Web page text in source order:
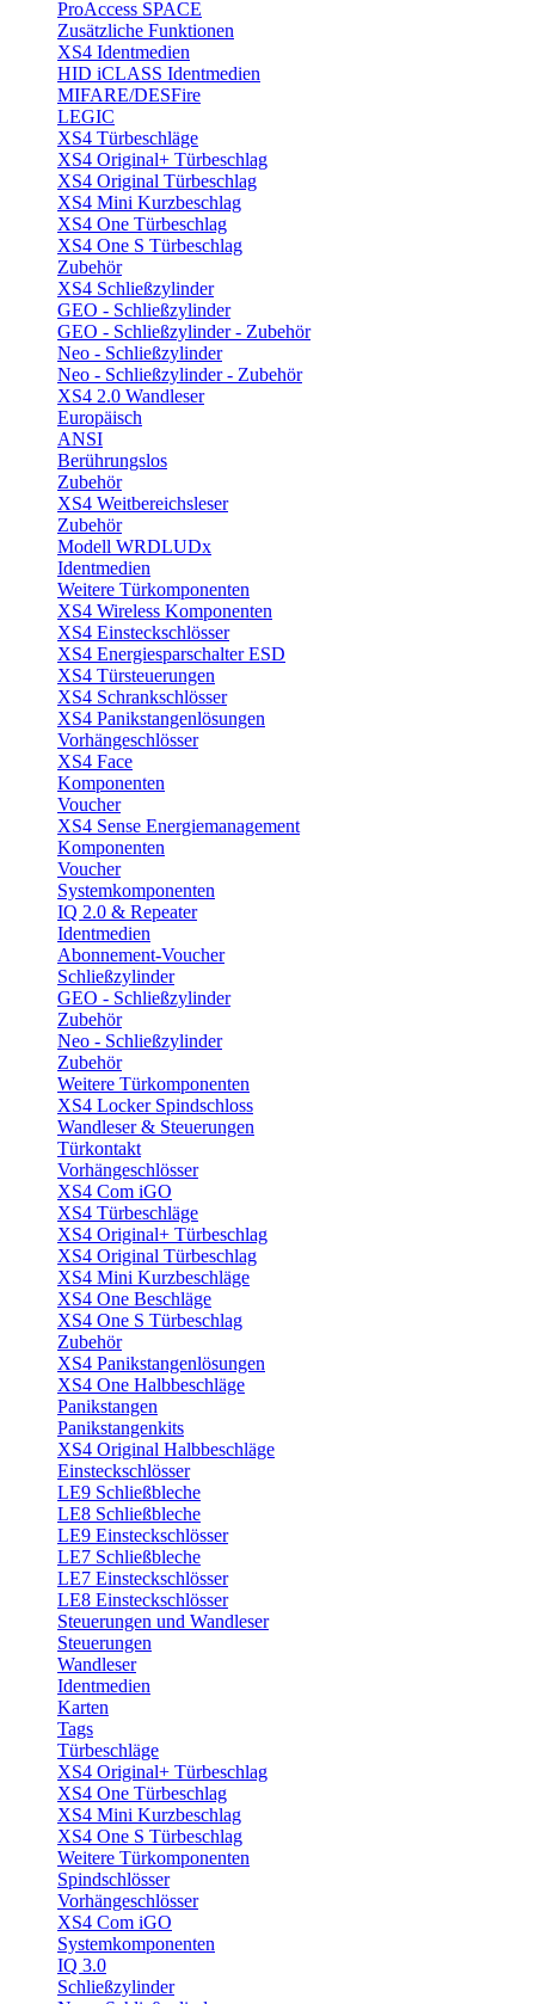
ProAccess SPACE
Zusätzliche Funktionen
XS4 Identmedien
HID iCLASS Identmedien
MIFARE/DESFire
LEGIC
XS4 Türbeschläge
XS4 Original+ Türbeschlag
XS4 Original Türbeschlag
XS4 Mini Kurzbeschlag
XS4 One Türbeschlag
XS4 One S Türbeschlag
Zubehör
XS4 Schließzylinder
GEO - Schließzylinder
GEO - Schließzylinder - Zubehör
Neo - Schließzylinder
Neo - Schließzylinder - Zubehör
XS4 2.0 Wandleser
Europäisch
ANSI
Berührungslos
Zubehör
XS4 Weitbereichsleser
Zubehör
Modell WRDLUDx
Identmedien
Weitere Türkomponenten
XS4 Wireless Komponenten
XS4 Einsteckschlösser
XS4 Energiesparschalter ESD
XS4 Türsteuerungen
XS4 Schrankschlösser
XS4 Panikstangenlösungen
Vorhängeschlösser
XS4 Face
Komponenten
Voucher
XS4 Sense Energiemanagement
Komponenten
Voucher
Systemkomponenten
IQ 2.0 & Repeater
Identmedien
Abonnement-Voucher
Schließzylinder
GEO - Schließzylinder
Zubehör
Neo - Schließzylinder
Zubehör
Weitere Türkomponenten
XS4 Locker Spindschloss
Wandleser & Steuerungen
Türkontakt
Vorhängeschlösser
XS4 Com iGO
XS4 Türbeschläge
XS4 Original+ Türbeschlag
XS4 Original Türbeschlag
XS4 Mini Kurzbeschläge
XS4 One Beschläge
XS4 One S Türbeschlag
Zubehör
XS4 Panikstangenlösungen
XS4 One Halbbeschläge
Panikstangen
Panikstangenkits
XS4 Original Halbbeschläge
Einsteckschlösser
LE9 Schließbleche
LE8 Schließbleche
LE9 Einsteckschlösser
LE7 Schließbleche
LE7 Einsteckschlösser
LE8 Einsteckschlösser
Steuerungen und Wandleser
Steuerungen
Wandleser
Identmedien
Karten
Tags
Türbeschläge
XS4 Original+ Türbeschlag
XS4 One Türbeschlag
XS4 Mini Kurzbeschlag
XS4 One S Türbeschlag
Weitere Türkomponenten
Spindschlösser
Vorhängeschlösser
XS4 Com iGO
Systemkomponenten
IQ 3.0
Schließzylinder